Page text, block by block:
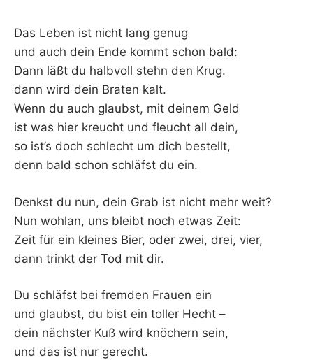
Das Leben ist nicht lang genug
und auch dein Ende kommt schon bald:
Dann läßt du halbvoll stehn den Krug.
dann wird dein Braten kalt.
Wenn du auch glaubst, mit deinem Geld
ist was hier kreucht und fleucht all dein,
so ist’s doch schlecht um dich bestellt,
denn bald schon schläfst du ein.
Denkst du nun, dein Grab ist nicht mehr weit?
Nun wohlan, uns bleibt noch etwas Zeit:
Zeit für ein kleines Bier, oder zwei, drei, vier,
dann trinkt der Tod mit dir.
Du schläfst bei fremden Frauen ein
und glaubst, du bist ein toller Hecht –
dein nächster Kuß wird knöchern sein,
und das ist nur gerecht.